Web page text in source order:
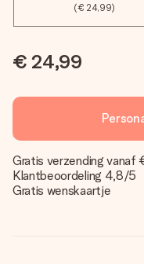
(€ 24,99)
€ 24,99
Gratis verzending vanaf
Klantbeoordeling 4,8/5
Gratis wenskaartje